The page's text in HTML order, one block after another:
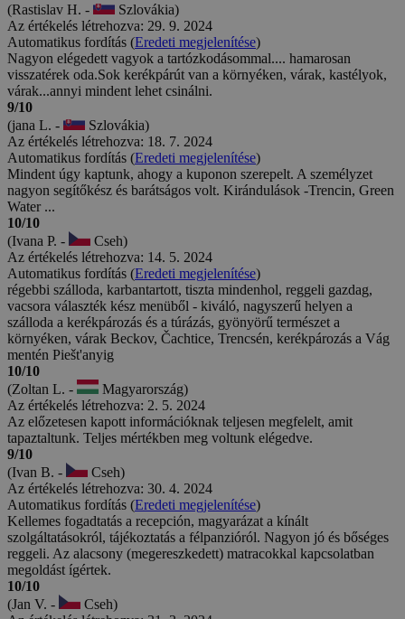
(Rastislav H. -
Szlovákia)
Az értékelés létrehozva: 29. 9. 2024
Automatikus fordítás (Eredeti megjelenítése)
Nagyon elégedett vagyok a tartózkodásommal.... hamarosan
visszatérek oda.Sok kerékpárút van a környéken, várak, kastélyok,
várak...annyi mindent lehet csinálni.
9/10
(jana L. -
Szlovákia)
Az értékelés létrehozva: 18. 7. 2024
Automatikus fordítás (Eredeti megjelenítése)
Mindent úgy kaptunk, ahogy a kuponon szerepelt. A személyzet
nagyon segítőkész és barátságos volt. Kirándulások -Trencin, Green
Water ...
10/10
(Ivana P. -
Cseh)
Az értékelés létrehozva: 14. 5. 2024
Automatikus fordítás (Eredeti megjelenítése)
régebbi szálloda, karbantartott, tiszta mindenhol, reggeli gazdag,
vacsora választék kész menüből - kiváló, nagyszerű helyen a
szálloda a kerékpározás és a túrázás, gyönyörű természet a
környéken, várak Beckov, Čachtice, Trencsén, kerékpározás a Vág
mentén Piešt'anyig
10/10
(Zoltan L. -
Magyarország)
Az értékelés létrehozva: 2. 5. 2024
Az előzetesen kapott információknak teljesen megfelelt, amit
tapaztaltunk. Teljes mértékben meg voltunk elégedve.
9/10
(Ivan B. -
Cseh)
Az értékelés létrehozva: 30. 4. 2024
Automatikus fordítás (Eredeti megjelenítése)
Kellemes fogadtatás a recepción, magyarázat a kínált
szolgáltatásokról, tájékoztatás a félpanzióról. Nagyon jó és bőséges
reggeli. Az alacsony (megereszkedett) matracokkal kapcsolatban
megoldást ígértek.
10/10
(Jan V. -
Cseh)